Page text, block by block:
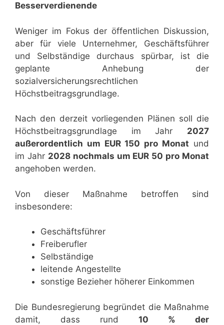
Besserverdienende
Weniger im Fokus der öffentlichen Diskussion,
aber für viele Unternehmer, Geschäftsführer
und Selbständige durchaus spürbar, ist die
geplante Anhebung der
sozialversicherungsrechtlichen
Höchstbeitragsgrundlage.
Nach den derzeit vorliegenden Plänen soll die
Höchstbeitragsgrundlage im Jahr 2027
außerordentlich um EUR 150 pro Monat und
im Jahr 2028 nochmals um EUR 50 pro Monat
angehoben werden.
Von dieser Maßnahme betroffen sind
insbesondere:
Geschäftsführer
Freiberufler
Selbständige
leitende Angestellte
sonstige Bezieher höherer Einkommen
Die Bundesregierung begründet die Maßnahme
damit, dass rund 10 % der